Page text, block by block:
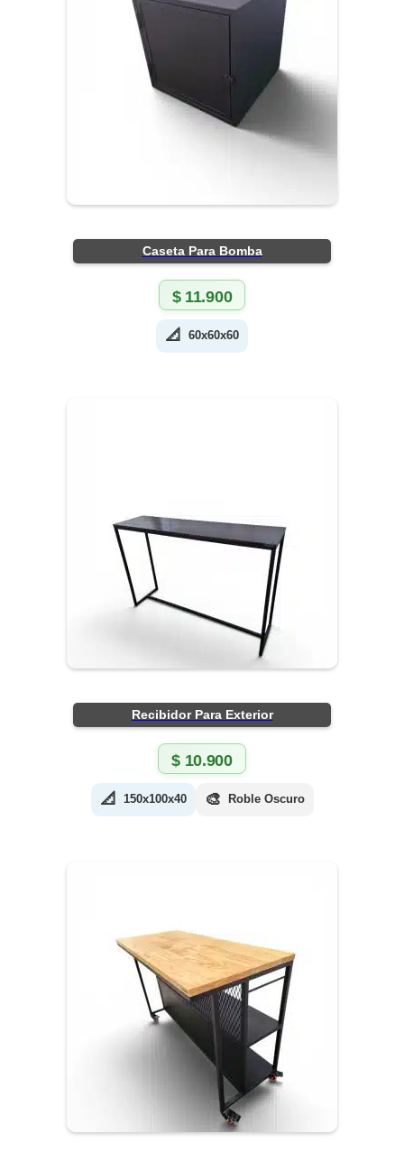
Caseta Para Bomba
$11.900
📐 60x60x60
Recibidor Para Exterior
$10.900
📐 150x100x40 🎨 Roble Oscuro